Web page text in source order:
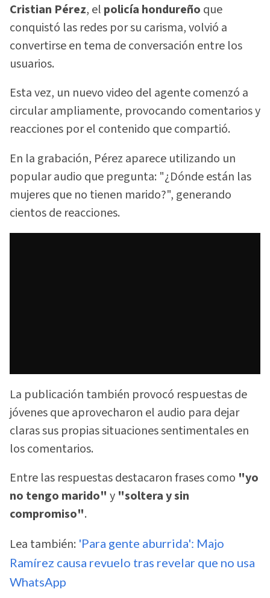
Cristian Pérez, el policía hondureño que
conquistó las redes por su carisma, volvió a
convertirse en tema de conversación entre los
usuarios.
Esta vez, un nuevo video del agente comenzó a
circular ampliamente, provocando comentarios y
reacciones por el contenido que compartió.
En la grabación, Pérez aparece utilizando un
popular audio que pregunta: "¿Dónde están las
mujeres que no tienen marido?", generando
cientos de reacciones.
La publicación también provocó respuestas de
jóvenes que aprovecharon el audio para dejar
claras sus propias situaciones sentimentales en
los comentarios.
Entre las respuestas destacaron frases como "yo
no tengo marido" y "soltera y sin
compromiso".
Lea también: 'Para gente aburrida': Majo
Ramírez causa revuelo tras revelar que no usa
WhatsApp